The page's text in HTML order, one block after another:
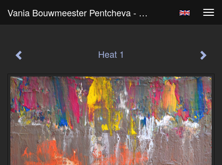
Vania Bouwmeester Pentcheva - Heat 1
Heat 1